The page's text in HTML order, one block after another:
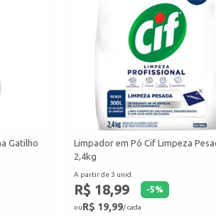
Gatilho
Limpador em Pó Cif Limpeza
2,4kg
A partir de 3 unid.
R$ 18,99 -5%
ouR$ 19,99/ cada